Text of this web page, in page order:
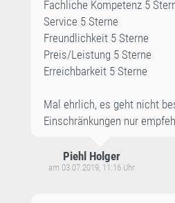
Fachliche Kompetenz 5
Service 5 Sterne
Freundlichkeit 5 Sterne
Preis/Leistung 5 Sterne
Erreichbarkeit 5 Sterne
Mal ehrlich, es geht nicht
Einschränkungen nur
Piehl Holger
am 03.07.2019, 11:16 Uhr